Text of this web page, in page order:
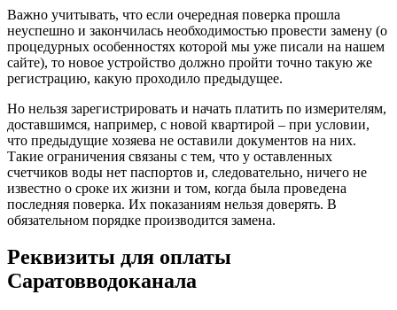
Важно учитывать, что если очередная поверка прошла
неуспешно и закончилась необходимостью провести замену (о
процедурных особенностях которой мы уже писали на нашем
сайте), то новое устройство должно пройти точно такую же
регистрацию, какую проходило предыдущее.
Но нельзя зарегистрировать и начать платить по измерителям,
доставшимся, например, с новой квартирой – при условии,
что предыдущие хозяева не оставили документов на них.
Такие ограничения связаны с тем, что у оставленных
счетчиков воды нет паспортов и, следовательно, ничего не
известно о сроке их жизни и том, когда была проведена
последняя поверка. Их показаниям нельзя доверять. В
обязательном порядке производится замена.
Реквизиты для оплаты
Саратовводоканала